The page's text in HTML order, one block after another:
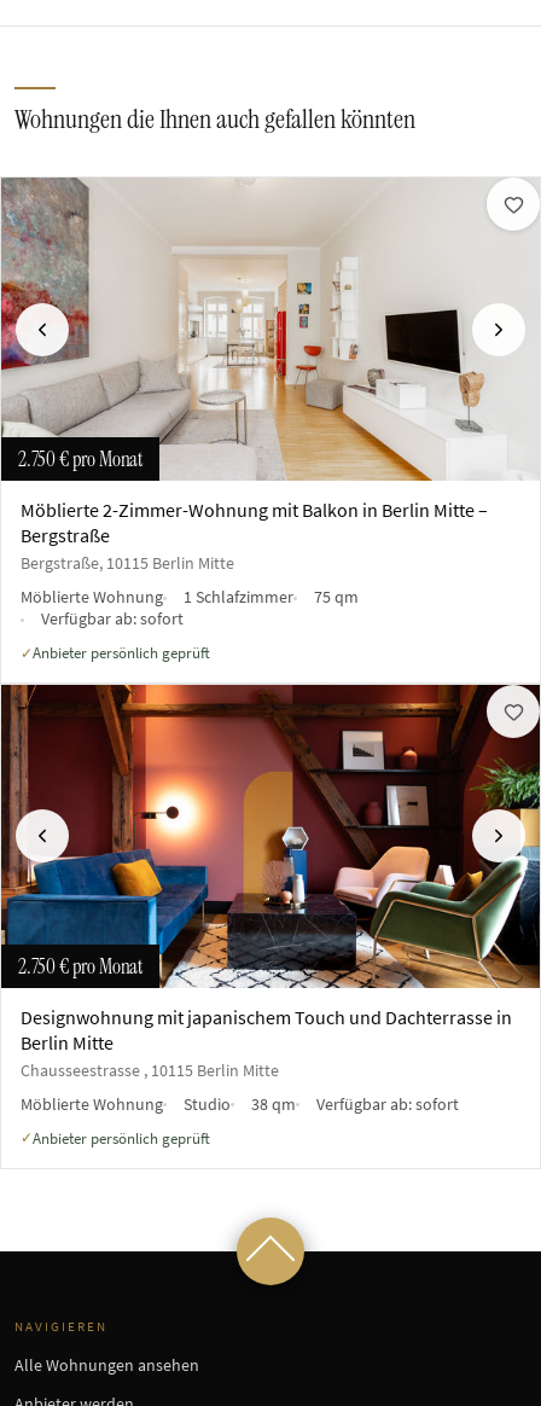
Wohnungen die Ihnen auch gefallen könnten
Vorherige
2.750 €pro Monat
Möblierte 2-Zimmer-Wohnung mit Balkon in Berlin Mitte –
Bergstraße
Bergstraße, 10115 Berlin Mitte
Möblierte Wohnung
1 Schlafzimmer
75 qm
Verfügbar ab:sofort
✓Anbieter persönlich geprüft
Vorherige
2.750 €pro Monat
Designwohnung mit japanischem Touch und Dachterrasse in
Berlin Mitte
Chausseestrasse , 10115 Berlin Mitte
Möblierte Wohnung
Studio 38 qm Verfügbar ab:sofort
✓Anbieter persönlich geprüft
NAVIGIEREN
Alle Wohnungen ansehen